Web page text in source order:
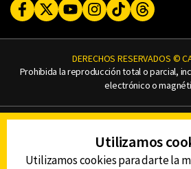
FacebookTwitterYoutubeInstagram
TikTokThreads
DERECHOS RESERVADOS ©
Prohibida la reproducción total o parcial,
electrónico o
AVISO DE
AVISO LEGAL
DEFENSORÍA DE LAS
Utilizamos
Utilizamos cookies para darte la